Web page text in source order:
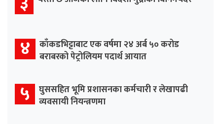
४ काँकडभिट्टाबाट एक वर्षमा २४ अर्ब ५० करोड
बराबरको पेट्रोलियम पदार्थ आयात
५ घुससहित भूमि प्रशासनका कर्मचारी र लेखापढी
व्यवसायी नियन्त्रणमा